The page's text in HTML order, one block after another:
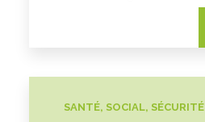
SANTÉ, SOCIAL, SÉCURITÉ